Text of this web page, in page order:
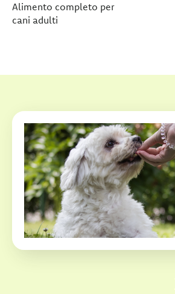
Alimento completo per
cani adulti